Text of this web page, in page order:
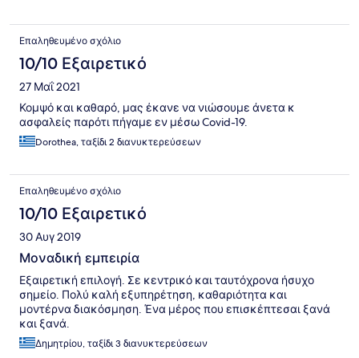
Επαληθευμένο σχόλιο
10/10 Εξαιρετικό
27 Μαΐ 2021
Κομψό και καθαρό, μας έκανε να νιώσουμε άνετα κ
ασφαλείς παρότι πήγαμε εν μέσω Covid-19.
Dorothea, ταξίδι 2 διανυκτερεύσεων
Επαληθευμένο σχόλιο
10/10 Εξαιρετικό
30 Αυγ 2019
Μοναδική εμπειρία
Εξαιρετική επιλογή. Σε κεντρικό και ταυτόχρονα ήσυχο
σημείο. Πολύ καλή εξυπηρέτηση, καθαριότητα και
μοντέρνα διακόσμηση. Ένα μέρος που επισκέπτεσαι ξανά
και ξανά.
Δημητρίου, ταξίδι 3 διανυκτερεύσεων